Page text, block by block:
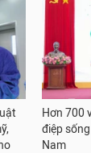
Hơn 700
điệp
Nam